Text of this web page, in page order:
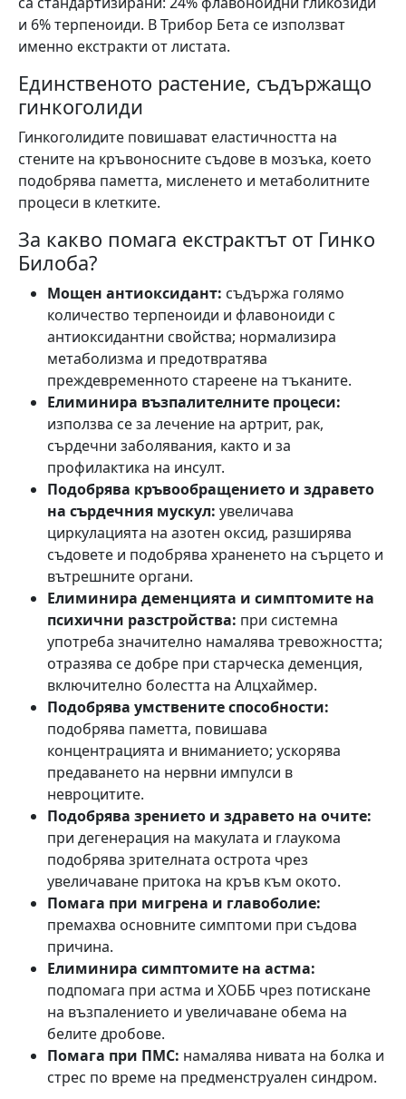
и 6% терпеноиди. В Трибор Бета се използват
именно екстракти от листата.
Единственото растение, съдържащо
гинкоголиди
Гинкоголидите повишават еластичността на
стените на кръвоносните съдове в мозъка, което
подобрява паметта, мисленето и метаболитните
процеси в клетките.
За какво помага екстрактът от Гинко
Билоба?
Мощен антиоксидант: съдържа голямо
количество терпеноиди и флавоноиди с
антиоксидантни свойства; нормализира
метаболизма и предотвратява
преждевременното стареене на тъканите.
Елиминира възпалителните процеси:
използва се за лечение на артрит, рак,
сърдечни заболявания, както и за
профилактика на инсулт.
Подобрява кръвообращението и здравето
на сърдечния мускул: увеличава
циркулацията на азотен оксид, разширява
съдовете и подобрява храненето на сърцето и
вътрешните органи.
Елиминира деменцията и симптомите на
психични разстройства: при системна
употреба значително намалява тревожността;
отразява се добре при старческа деменция,
включително болестта на Алцхаймер.
Подобрява умствените способности:
подобрява паметта, повишава
концентрацията и вниманието; ускорява
предаването на нервни импулси в
невроцитите.
Подобрява зрението и здравето на очите:
при дегенерация на макулата и глаукома
подобрява зрителната острота чрез
увеличаване притока на кръв към окото.
Помага при мигрена и главоболие:
премахва основните симптоми при съдова
причина.
Елиминира симптомите на астма:
подпомага при астма и ХОББ чрез потискане
на възпалението и увеличаване обема на
белите дробове.
Помага при ПМС: намалява нивата на болка и
стрес по време на предменструален синдром.